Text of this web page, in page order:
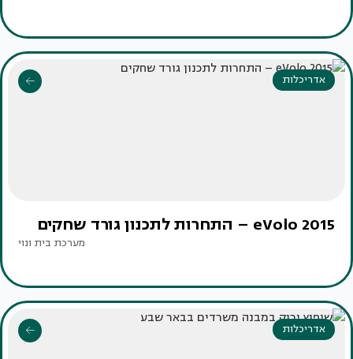
אדריכלות
eVolo 2015 – התחרות לתכנון גורד שחקים
מערכת בית ונוי
אדריכלות